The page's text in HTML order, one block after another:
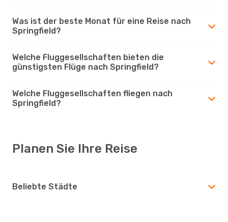
Was ist der beste Monat für eine Reise nach
Springfield?
Welche Fluggesellschaften bieten die
günstigsten Flüge nach Springfield?
Welche Fluggesellschaften fliegen nach
Springfield?
Planen Sie Ihre Reise
Beliebte Städte